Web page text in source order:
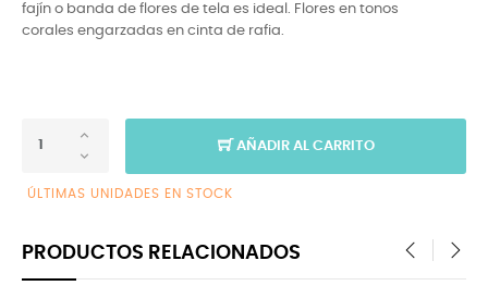
fajín o banda de flores de tela es ideal.
Flores en tonos
corales engarzadas en cinta de rafia.
AÑADIR AL CARRITO
ÚLTIMAS UNIDADES EN STOCK
PRODUCTOS RELACIONADOS